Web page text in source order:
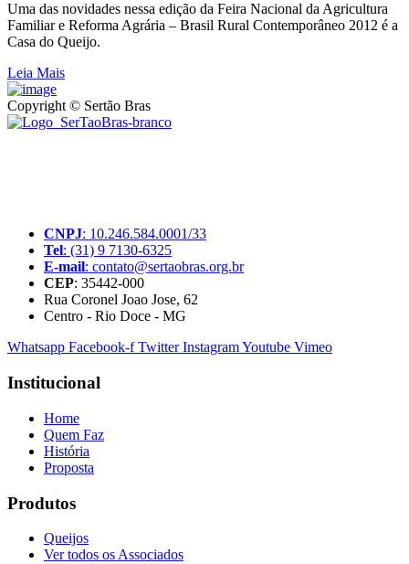
Uma das novidades nessa edição da Feira Nacional da Agricultura
Familiar e Reforma Agrária – Brasil Rural Contemporâneo 2012 é a
Casa do Queijo.
Leia Mais
Copyright © Sertão Bras
CNPJ: 10.246.584.0001/33
Tel: (31) 9 7130-6325
E-mail: contato@sertaobras.org.br
CEP: 35442-000
Rua Coronel Joao Jose, 62
Centro - Rio Doce - MG
Whatsapp Facebook-f Twitter InstagramYoutube Vimeo
Institucional
Home
Quem Faz
História
Proposta
Produtos
Queijos
Ver todos os Associados